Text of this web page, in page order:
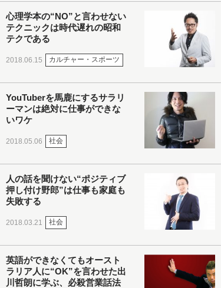
心理学本の“NO”と言わせない
テクニックは時代遅れの昭和
テクである
2018.06.15 カルチャー・スポーツ
YouTuberを馬鹿にするサラリ
ーマンは絶対に仕事ができな
いワケ
2018.05.06 社会
人の話を聞けない“ポジティブ
押し付け野郎”は仕事も家庭も
失敗する
2018.03.21 社会
英語ができなくてもオースト
ラリア人に“OK”を言わせた出
川哲朗に学ぶ、必殺営業話法